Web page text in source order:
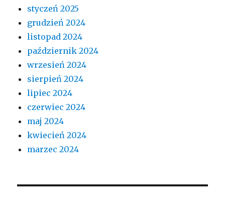
styczeń 2025
grudzień 2024
listopad 2024
październik 2024
wrzesień 2024
sierpień 2024
lipiec 2024
czerwiec 2024
maj 2024
kwiecień 2024
marzec 2024